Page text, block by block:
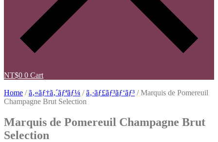
NT$0 0 Cart
Home /ã‚«ãƒ†ã‚´ãƒªãƒ¼ /ã‚·ãƒ£ãƒ³ãƒ‘ãƒ³ / Marquis de Pomereuil
Champagne Brut Selection
Marquis de Pomereuil Champagne Brut
Selection